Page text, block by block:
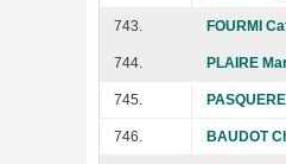
743. FOURMI
744. PLAIRE
745.
746. BAUDOT